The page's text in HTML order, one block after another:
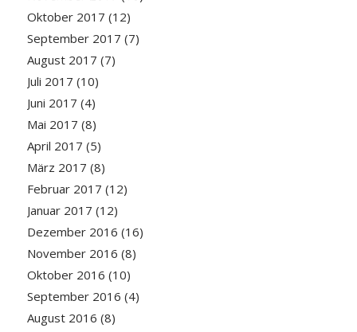
Oktober 2017 (12)
September 2017 (7)
August 2017 (7)
Juli 2017 (10)
Juni 2017 (4)
Mai 2017 (8)
April 2017 (5)
März 2017 (8)
Februar 2017 (12)
Januar 2017 (12)
Dezember 2016 (16)
November 2016 (8)
Oktober 2016 (10)
September 2016 (4)
August 2016 (8)